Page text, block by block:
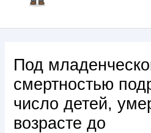
Под
смертностью
число детей,
возрасте до